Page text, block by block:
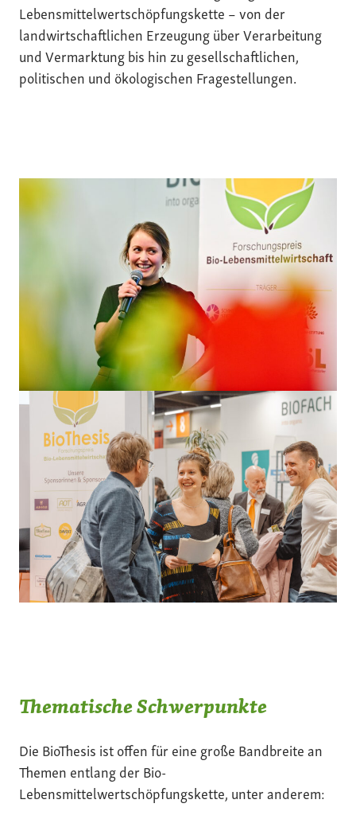
Lebensmittelwertschöpfungskette – von der
landwirtschaftlichen Erzeugung über Verarbeitung
und Vermarktung bis hin zu gesellschaftlichen,
politischen und ökologischen Fragestellungen.
Thematische Schwerpunkte
Die BioThesis ist offen für eine große Bandbreite an
Themen entlang der Bio-
Lebensmittelwertschöpfungskette, unter anderem: